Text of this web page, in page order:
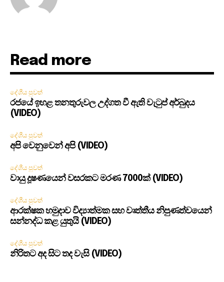
Read more
දේශීය පුවත්
රජයේ ඉහළ තනතුරුවල උද්ගත වී ඇති වැටුප් අර්බුදය
(VIDEO)
දේශීය පුවත්
අපි වෙනුවෙන් අපි (VIDEO)
දේශීය පුවත්
වායු දූෂණයෙන් වසරකට මරණ 7000ක් (VIDEO)
දේශීය පුවත්
ආරක්ෂක හමුදාව විද්‍යාත්මක සහ වෘත්තීය නිපුණත්වයෙන්
සන්නද්ධ කළ යුතුයි (VIDEO)
දේශීය පුවත්
නිරිතට අද සිට තද වැසි (VIDEO)